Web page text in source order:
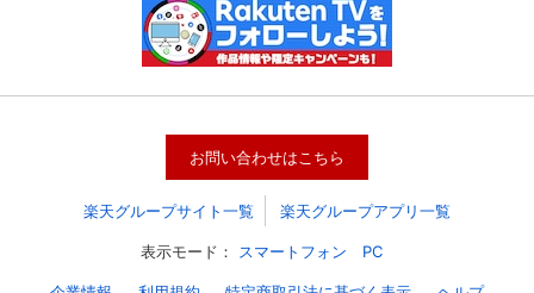
会員設定 会員情報 閉じる
ジットカード情報の変更が可能です。
決済方法変更 決済方法の変更が可能です。
お問い合わせはこちら
楽天グループサイト一覧 楽天グループアプリ一覧
表示モード： スマートフォン PC